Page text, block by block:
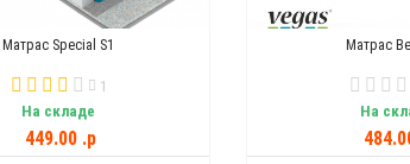
Матрас Special S1
1
На складе
449.00 .p
Матрас
На